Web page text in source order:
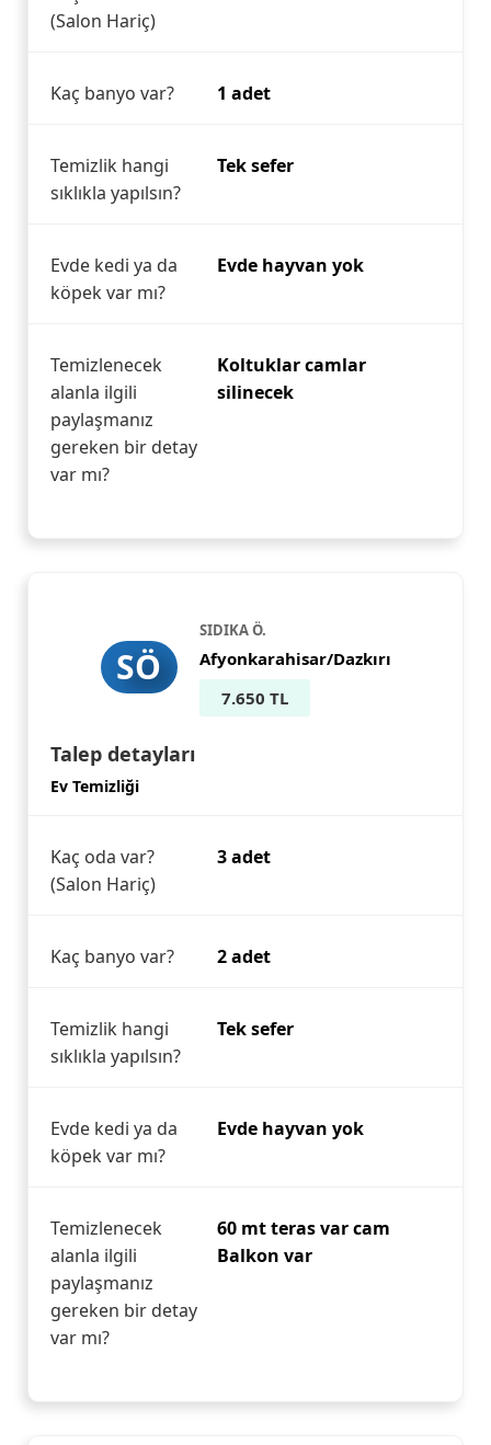
(Salon Hariç)
Kaç banyo var? 1 adet
Temizlik hangi
sıklıkla yapılsın?
Tek sefer
Evde kedi ya da
köpek var mı?
Evde hayvan yok
Temizlenecek
alanla ilgili
paylaşmanız
gereken bir detay
var mı?
Koltuklar camlar
silinecek
SÖ
SIDIKA Ö.
Afyonkarahisar/Dazkırı
7.650 TL
Talep detayları
Ev Temizliği
Kaç oda var?
(Salon Hariç)
3 adet
Kaç banyo var? 2 adet
Temizlik hangi
sıklıkla yapılsın?
Tek sefer
Evde kedi ya da
köpek var mı?
Evde hayvan yok
Temizlenecek
alanla ilgili
paylaşmanız
gereken bir detay
var mı?
60 mt teras var cam
Balkon var